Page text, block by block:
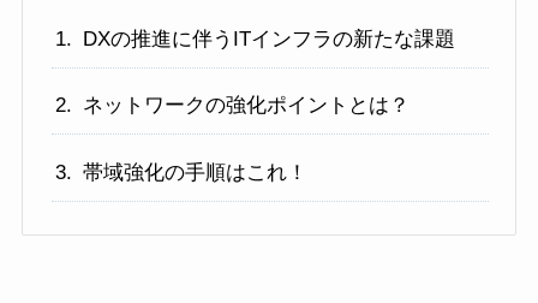
DXの推進に伴うITインフラの新たな課題
ネットワークの強化ポイントとは？
帯域強化の手順はこれ！